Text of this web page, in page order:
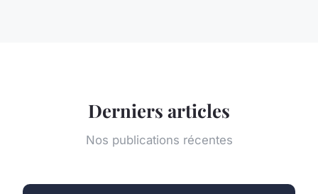
Derniers articles
Nos publications récentes